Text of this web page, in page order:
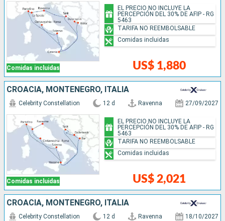
Comidas incluidas US$ 1,880
EL PRECIO NO INCLUYE LA
PERCEPCIÓN DEL 30% DE AFIP - RG
5463
TARIFA NO REEMBOLSABLE
Comidas incluidas
CROACIA, MONTENEGRO, ITALIA
Comidas incluidas
Celebrity Constellation 12 d Ravenna 27/09/2027
US$ 2,021
EL PRECIO NO INCLUYE LA
PERCEPCIÓN DEL 30% DE AFIP - RG
5463
TARIFA NO REEMBOLSABLE
Comidas incluidas
CROACIA, MONTENEGRO, ITALIA
Celebrity Constellation 12 d Ravenna 18/10/2027